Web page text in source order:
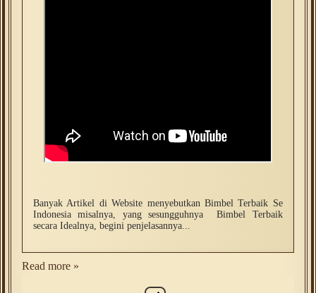
Banyak Artikel di Website menyebutkan Bimbel Terbaik Se
Indonesia misalnya, yang sesungguhnya Bimbel Terbaik
secara Idealnya, begini penjelasannya...
Read more »